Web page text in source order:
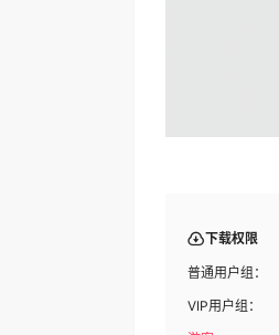
下载权限
普通用户组：
VIP用户组：